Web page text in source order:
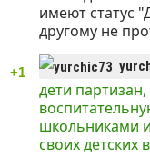
имеют статус
другому не
+1
дети
школьниками
своих детских